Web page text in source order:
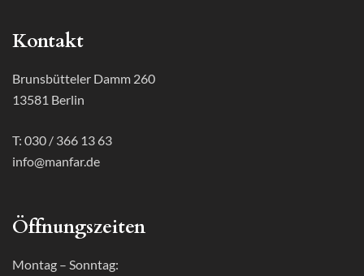
Kontakt
Brunsbütteler Damm 260
13581 Berlin
T: 030 / 366 13 63
info@manfar.de
Öffnungszeiten
Montag – Sonntag: